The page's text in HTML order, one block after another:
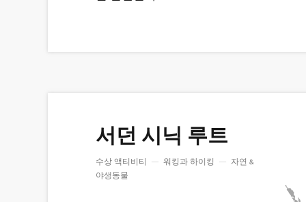
서던 시닉 루트
수상 액티비티 — 워킹과 하이킹 — 자연 &
야생동물